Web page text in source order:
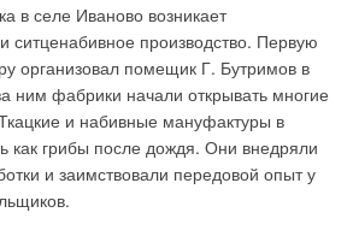
в селе Иваново возникает
ситценабивное производство. Первую
организовал помещик Г. Бутримов в
ним фабрики начали открывать многие
и набивные мануфактуры в
как грибы после дождя. Они внедряли
и заимствовали передовой опыт у